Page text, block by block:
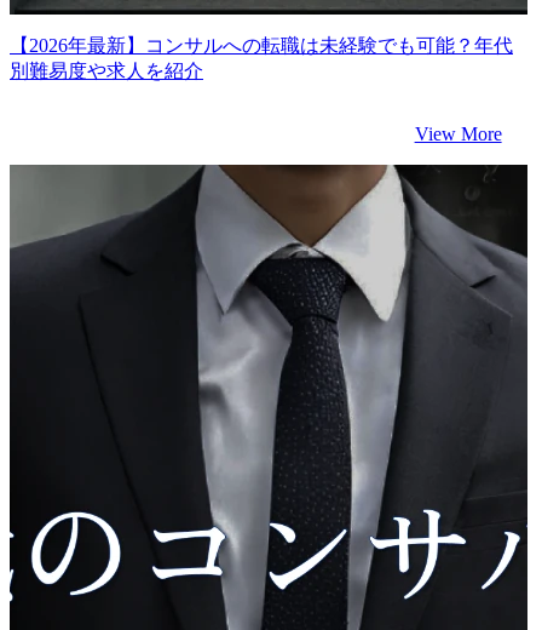
【2026年最新】コンサルへの転職は未経験でも可能？年代
別難易度や求人を紹介
View More